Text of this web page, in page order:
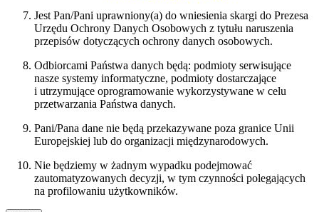
Jest Pan/Pani uprawniony(a) do wniesienia skargi do Prezesa
Urzędu Ochrony Danych Osobowych z tytułu naruszenia
przepisów dotyczących ochrony danych osobowych.
Odbiorcami Państwa danych będą: podmioty serwisujące
nasze systemy informatyczne, podmioty dostarczające
i utrzymujące oprogramowanie wykorzystywane w celu
przetwarzania Państwa danych.
Pani/Pana dane nie będą przekazywane poza granice Unii
Europejskiej lub do organizacji międzynarodowych.
Nie będziemy w żadnym wypadku podejmować
zautomatyzowanych decyzji, w tym czynności polegających
na profilowaniu użytkowników.